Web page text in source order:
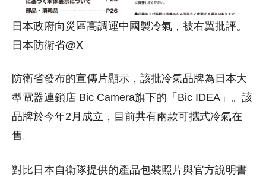
日本政府向災區高調運中國製冷氣，被右翼批評。
日本防衛省@X
防衛省發布的宣傳片顯示，該批冷氣品牌為日本大
型電器連鎖店 Bic Camera旗下的「Bic IDEA」。該
品牌於今年2月成立，目前共有兩款可攜式冷氣在
售。
對比日本自衛隊提供的產品包裝照片與官方說明書